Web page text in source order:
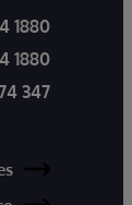
1880
1880
347